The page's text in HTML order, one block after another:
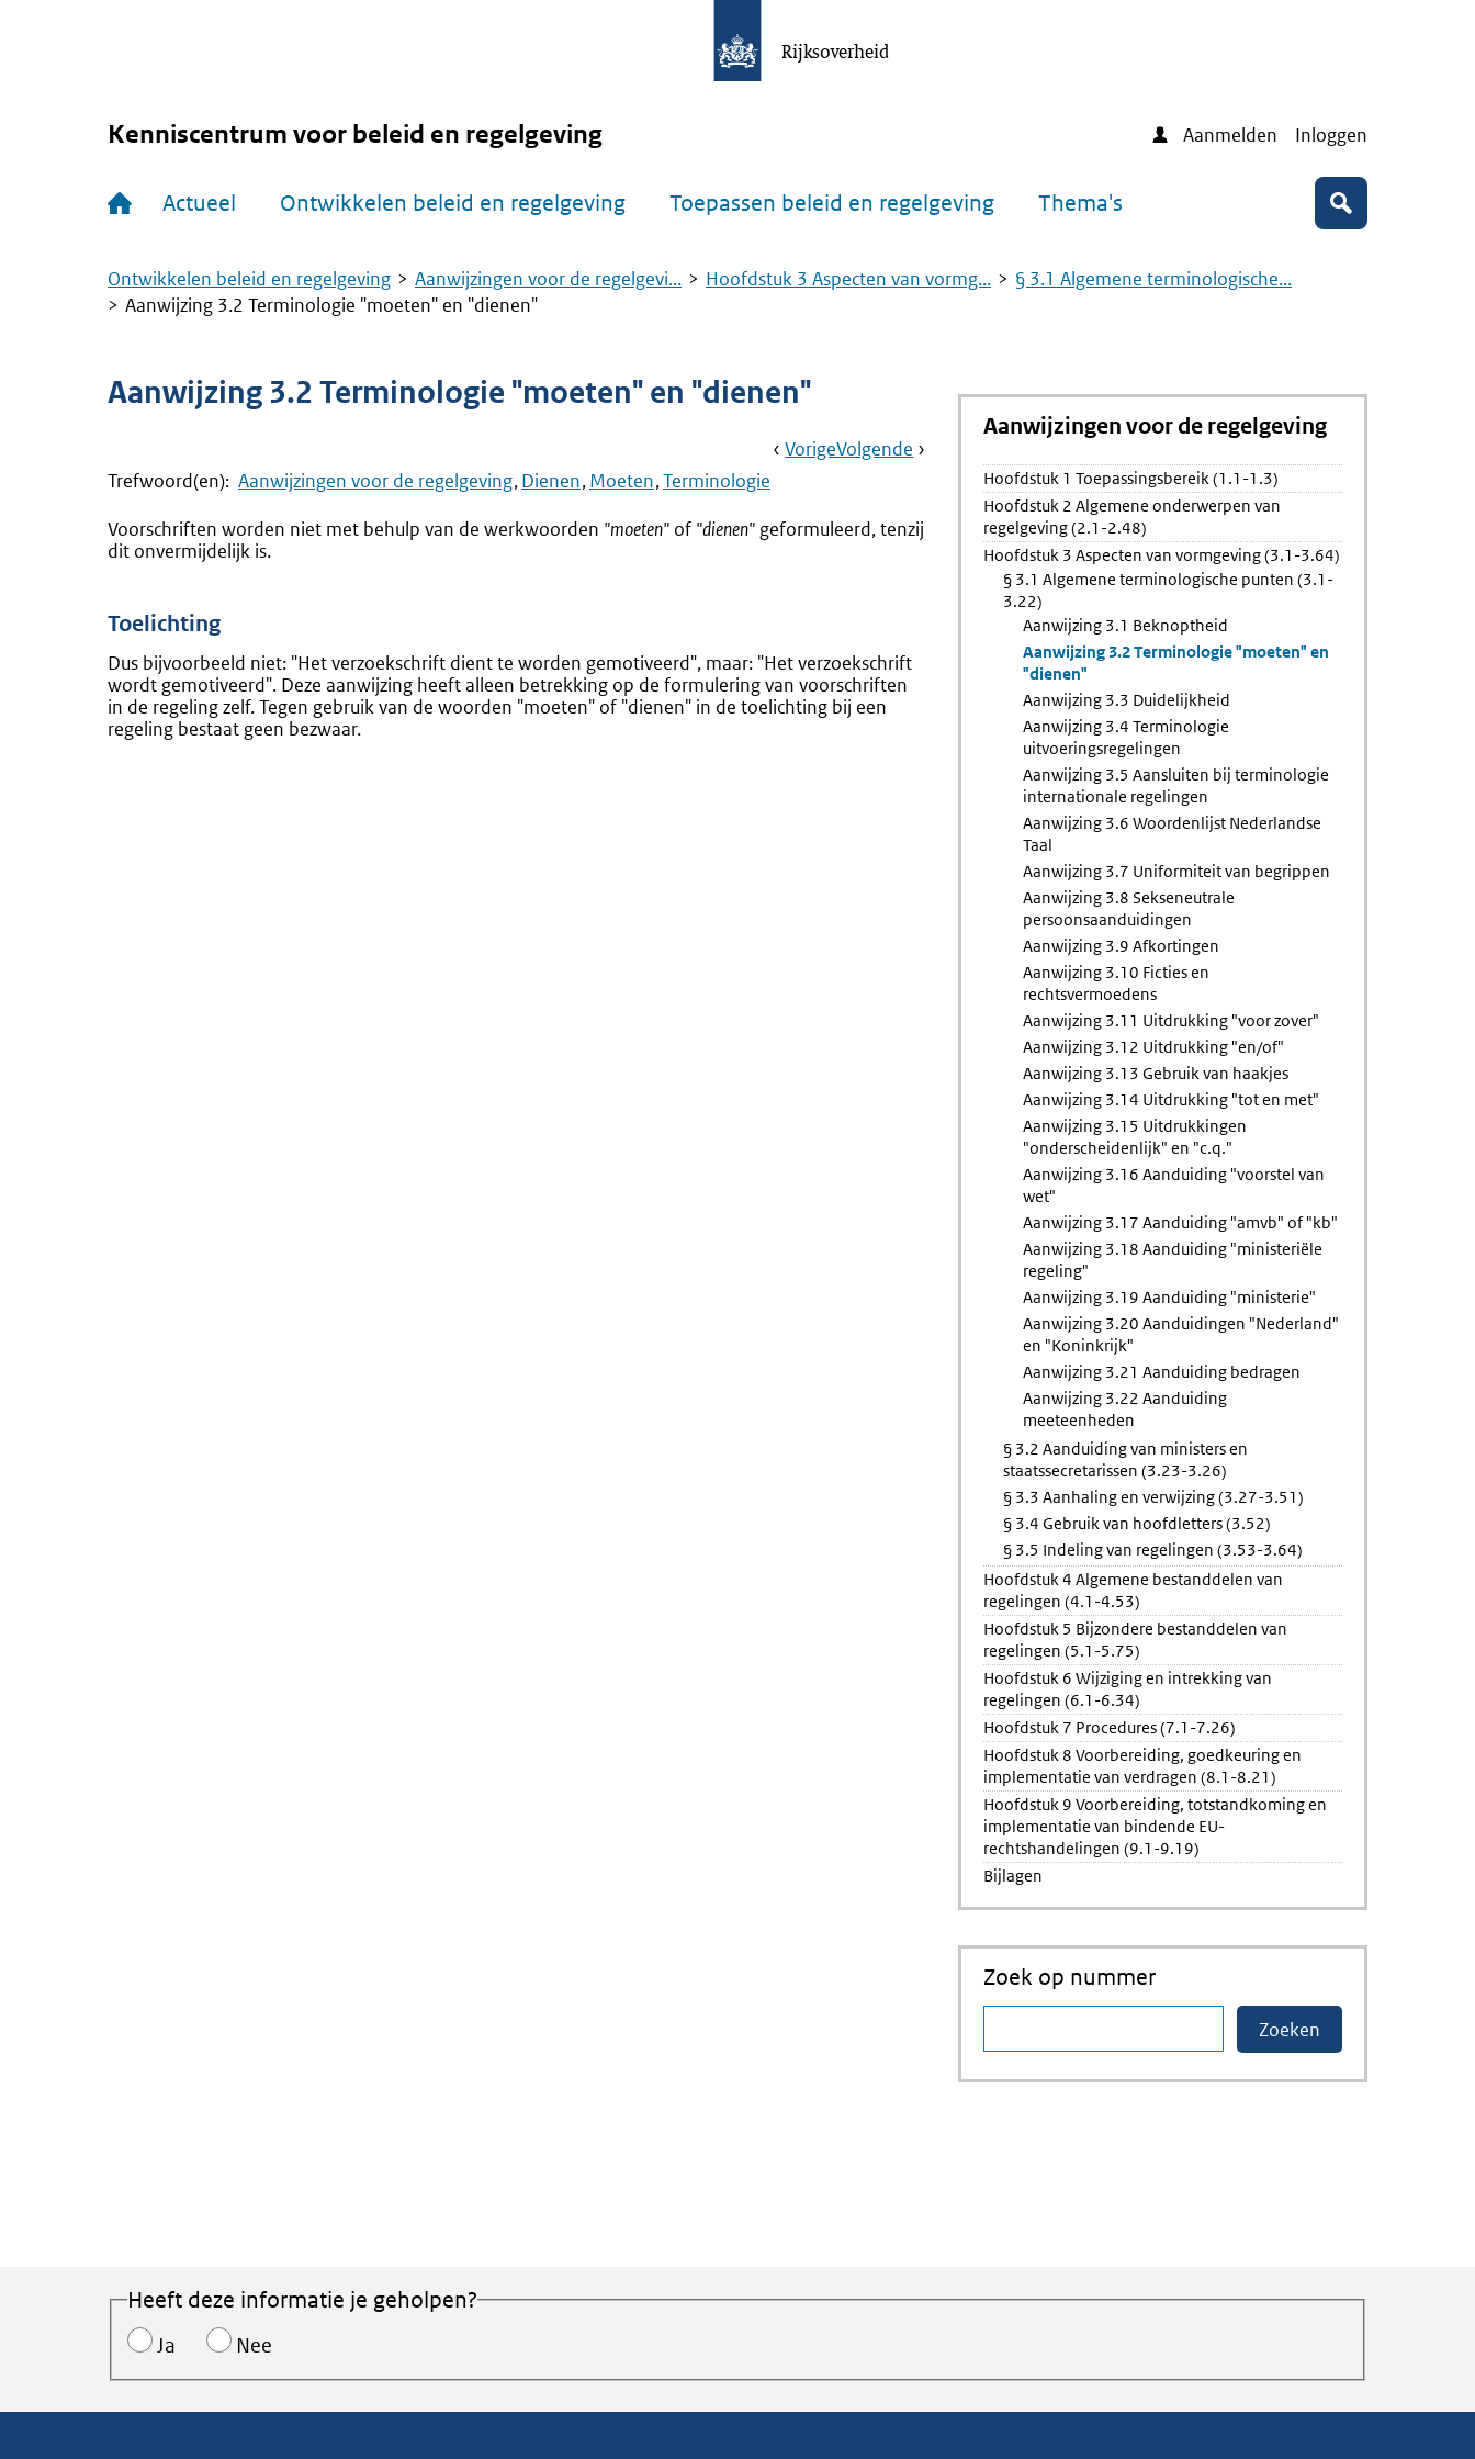
Rijksoverheid
Kenniscentrum voor beleid en regelgeving Aanmelden Inloggen
Actueel Ontwikkelen beleid en regelgeving Toepassen beleid en regelgeving Thema's Zoeken
Kruimelpad
Ontwikkelen beleid en regelgeving Aanwijzingen voor de regelgevi... Hoofdstuk 3 Aspecten van vormg...
§ 3.1 Algemene terminologische...
Aanwijzing 3.2 Terminologie "moeten" en "dienen"
Aanwijzing 3.2 Terminologie "moeten" en "dienen"
Book
Ga
VorigePagina:
Ga
Volgende Pagina:
Aanwijzing
Duidelijkheid
Trefwoord(en): Aanwijzingen voor de regelgeving Dienen Moeten Terminologie
Voorschriften worden niet met behulp van de werkwoorden "moeten" of "dienen" geformuleerd, tenzij
dit onvermijdelijk is.
Toelichting
Dus bijvoorbeeld niet: "Het verzoekschrift dient te worden gemotiveerd", maar: "Het verzoekschrift
wordt gemotiveerd". Deze aanwijzing heeft alleen betrekking op de formulering van voorschriften
in de regeling zelf. Tegen gebruik van de woorden "moeten" of "dienen" in de toelichting bij een
regeling bestaat geen bezwaar.
Aanwijzingen voor de regelgeving
Hoofdstuk 1 Toepassingsbereik (1.1-1.3)
Hoofdstuk 2 Algemene onderwerpen van
regelgeving (2.1-2.48)
Hoofdstuk 3 Aspecten van vormgeving (3.1-3.64)
§ 3.1 Algemene terminologische punten (3.1-
3.22)
Aanwijzing 3.1 Beknoptheid
Aanwijzing 3.2 Terminologie "moeten" en
"dienen"
Aanwijzing 3.3 Duidelijkheid
Aanwijzing 3.4 Terminologie
uitvoeringsregelingen
Aanwijzing 3.5 Aansluiten bij terminologie
internationale regelingen
Aanwijzing 3.6 Woordenlijst Nederlandse
Taal
Aanwijzing 3.7 Uniformiteit van begrippen
Aanwijzing 3.8 Sekseneutrale
persoonsaanduidingen
Aanwijzing 3.9 Afkortingen
Aanwijzing 3.10 Ficties en
rechtsvermoedens
Aanwijzing 3.11 Uitdrukking "voor zover"
Aanwijzing 3.12 Uitdrukking "en/of"
Aanwijzing 3.13 Gebruik van haakjes
Aanwijzing 3.14 Uitdrukking "tot en met"
Aanwijzing 3.15 Uitdrukkingen
"onderscheidenlijk" en "c.q."
Aanwijzing 3.16 Aanduiding "voorstel van
wet"
Aanwijzing 3.17 Aanduiding "amvb" of "kb"
Aanwijzing 3.18 Aanduiding "ministeriële
regeling"
Aanwijzing 3.19 Aanduiding "ministerie"
Aanwijzing 3.20 Aanduidingen "Nederland"
en "Koninkrijk"
Aanwijzing 3.21 Aanduiding bedragen
Aanwijzing 3.22 Aanduiding
meeteenheden
§ 3.2 Aanduiding van ministers en
staatssecretarissen (3.23-3.26)
§ 3.3 Aanhaling en verwijzing (3.27-3.51)
§ 3.4 Gebruik van hoofdletters (3.52)
§ 3.5 Indeling van regelingen (3.53-3.64)
Hoofdstuk 4 Algemene bestanddelen van
regelingen (4.1-4.53)
Hoofdstuk 5 Bijzondere bestanddelen van
regelingen (5.1-5.75)
Hoofdstuk 6 Wijziging en intrekking van
regelingen (6.1-6.34)
Hoofdstuk 7 Procedures (7.1-7.26)
Hoofdstuk 8 Voorbereiding, goedkeuring en
implementatie van verdragen (8.1-8.21)
Hoofdstuk 9 Voorbereiding, totstandkoming en
implementatie van bindende EU-
rechtshandelingen (9.1-9.19)
Bijlagen
Zoek op nummer
Heeft deze informatie je geholpen?
Ja Nee